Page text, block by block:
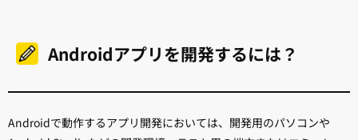
Androidアプリを開発するには？
Androidで動作するアプリ開発においては、開発用のパソコンや